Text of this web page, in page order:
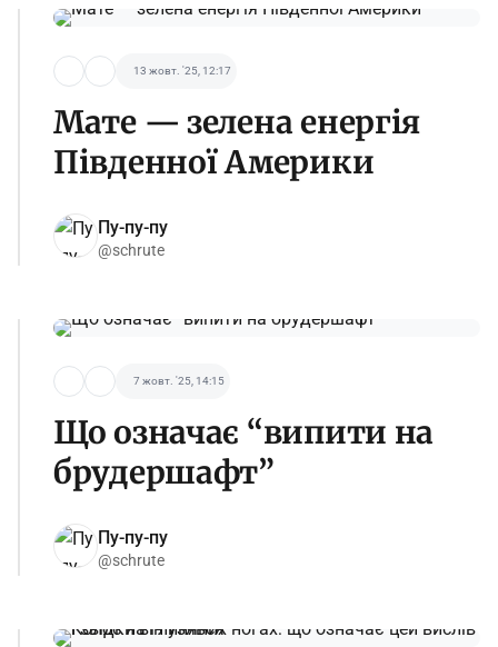
13 жовт. '25, 12:17
Мате — зелена енергія
Південної Америки
Пу-пу-пу
@schrute
7 жовт. '25, 14:15
Що означає “випити на
брудершафт”
Пу-пу-пу
@schrute